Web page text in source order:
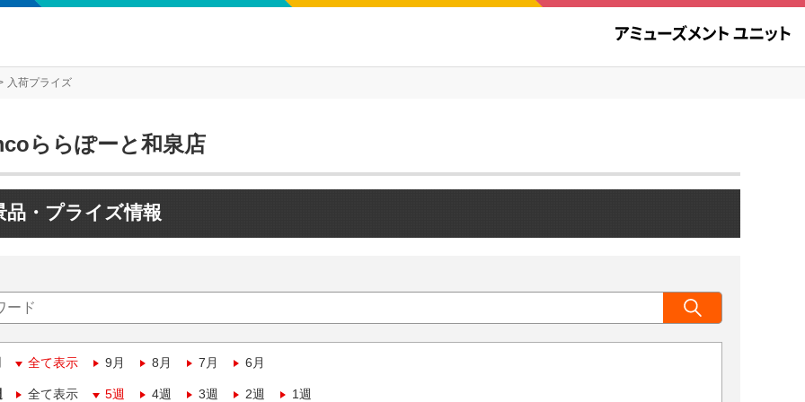
入荷プライズ
ららぽーと和泉店
品・プライズ情報
全て表示 9月 8月 7月 6月
全て表示 5週 4週 3週 2週 1週